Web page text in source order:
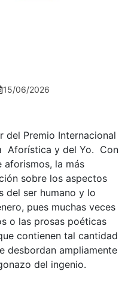
15/06/2026
del Premio Internacional
Aforística y del Yo. Con
aforismos, la más
sobre los aspectos
del ser humano y lo
pues muchas veces
o las prosas poéticas
contienen tal cantidad
desbordan ampliamente
del ingenio.